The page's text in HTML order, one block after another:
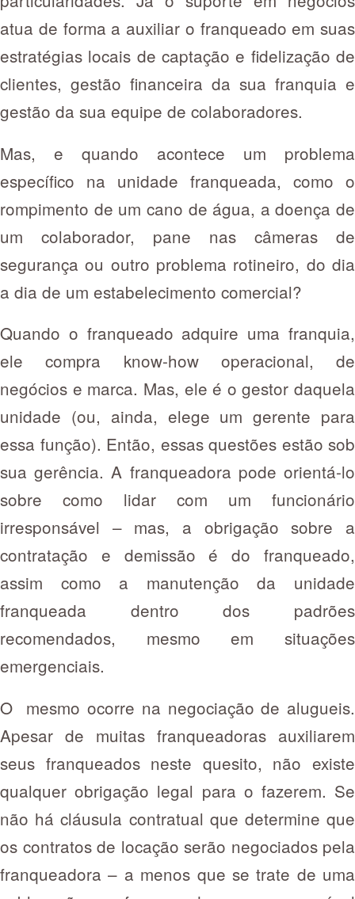
atua de forma a auxiliar o franqueado em suas
estratégias locais de captação e fidelização de
clientes, gestão financeira da sua franquia e
gestão da sua equipe de colaboradores.
Mas, e quando acontece um problema
específico na unidade franqueada, como o
rompimento de um cano de água, a doença de
um colaborador, pane nas câmeras de
segurança ou outro problema rotineiro, do dia
a dia de um estabelecimento comercial?
Quando o franqueado adquire uma franquia,
ele compra know-how operacional, de
negócios e marca. Mas, ele é o gestor daquela
unidade (ou, ainda, elege um gerente para
essa função). Então, essas questões estão sob
sua gerência. A franqueadora pode orientá-lo
sobre como lidar com um funcionário
irresponsável – mas, a obrigação sobre a
contratação e demissão é do franqueado,
assim como a manutenção da unidade
franqueada dentro dos padrões
recomendados, mesmo em situações
emergenciais.
O mesmo ocorre na negociação de alugueis.
Apesar de muitas franqueadoras auxiliarem
seus franqueados neste quesito, não existe
qualquer obrigação legal para o fazerem. Se
não há cláusula contratual que determine que
os contratos de locação serão negociados pela
franqueadora – a menos que se trate de uma